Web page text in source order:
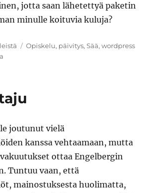
jotta saan lähetettyä paketin
minulle koituvia kuluja?
Avainsanat
Opiskelu, päivitys,Sää,wordpress
joutunut vielä
kanssa vehtaamaan, mutta
ottaa Engelbergin
Tuntuu vaan, että
mainostuksesta huolimatta,